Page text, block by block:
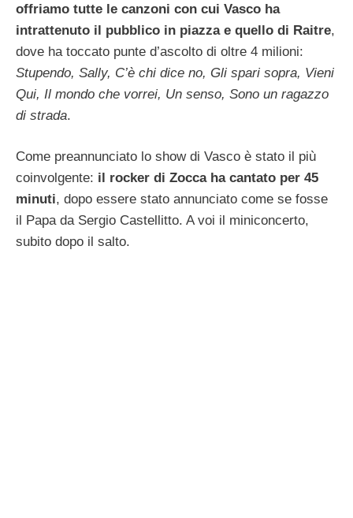
offriamo tutte le canzoni con cui Vasco ha
intrattenuto il pubblico in piazza e quello di Raitre,
dove ha toccato punte d’ascolto di oltre 4 milioni:
Stupendo, Sally, C’è chi dice no, Gli spari sopra, Vieni
Qui, Il mondo che vorrei, Un senso, Sono un ragazzo
di strada.
Come preannunciato lo show di Vasco è stato il più
coinvolgente: il rocker di Zocca ha cantato per 45
minuti, dopo essere stato annunciato come se fosse
il Papa da Sergio Castellitto. A voi il miniconcerto,
subito dopo il salto.